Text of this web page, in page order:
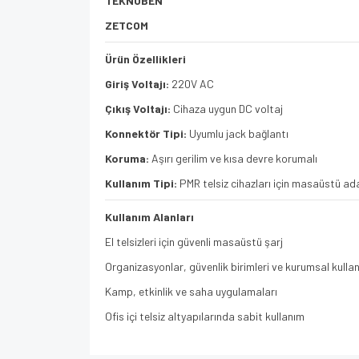
ZETCOM
Ürün Özellikleri
Giriş Voltajı: 220V AC
Çıkış Voltajı: Cihaza uygun DC voltaj
Konnektör Tipi: Uyumlu jack bağlantı
Koruma: Aşırı gerilim ve kısa devre korumalı
Kullanım Tipi: PMR telsiz cihazları için masaüstü
Kullanım Alanları
El telsizleri için güvenli masaüstü şarj
Organizasyonlar, güvenlik birimleri ve kurumsal
Kamp, etkinlik ve saha uygulamaları
Ofis içi telsiz altyapılarında sabit kullanım